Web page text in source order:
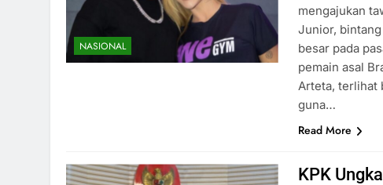
NASIONAL
mengajukan
Junior,
besar pada
pemain asal
Arteta, terlihat
guna…
Read More
KPK